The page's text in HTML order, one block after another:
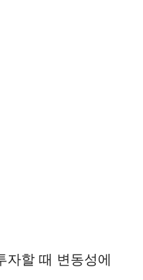
자할 때 변동성에